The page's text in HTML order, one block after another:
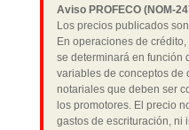
Aviso PROFECO (NOM-
Los precios publicados
En operaciones de crédito,
se determinará en función
variables de conceptos de
notariales que deben ser
los promotores. El precio
gastos de escrituración, ni